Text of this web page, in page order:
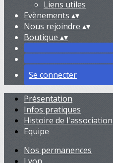
Liens utiles
Evènements ▴▾
Nous rejoindre ▴▾
Boutique ▴▾
Se connecter
Présentation
Infos pratiques
Histoire de l'association
Equipe
Nos permanences